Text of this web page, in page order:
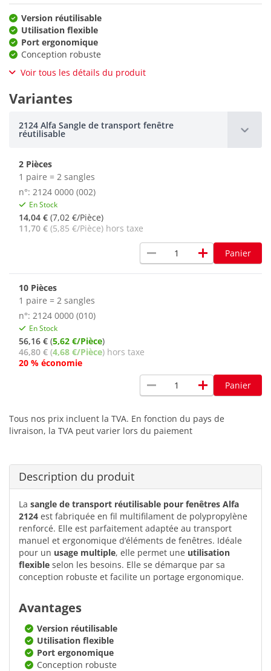
Version réutilisable
Utilisation flexible
Port ergonomique
Conception robuste
Voir tous les détails du produit
Variantes
2124 Alfa Sangle de transport fenêtre
réutilisable
2 Pièces
1 paire = 2 sangles
n°: 2124 0000 (002)
En Stock
14,04 € (7,02 €/Pièce)
11,70 € (5,85 €/Pièce) hors taxe
remove add Panier
10 Pièces
1 paire = 2 sangles
n°: 2124 0000 (010)
En Stock
56,16 € (5,62 €/Pièce)
46,80 € (4,68 €/Pièce) hors taxe
20 % économie
remove add Panier
Tous nos prix incluent la TVA. En fonction du pays de
livraison, la TVA peut varier lors du paiement
Description du produit
La sangle de transport réutilisable pour fenêtres Alfa
2124 est fabriquée en fil multifilament de polypropylène
renforcé. Elle est parfaitement adaptée au transport
manuel et ergonomique d’éléments de fenêtres. Idéale
pour un usage multiple, elle permet une utilisation
flexible selon les besoins. Elle se démarque par sa
conception robuste et facilite un portage ergonomique.
Avantages
Version réutilisable
Utilisation flexible
Port ergonomique
Conception robuste